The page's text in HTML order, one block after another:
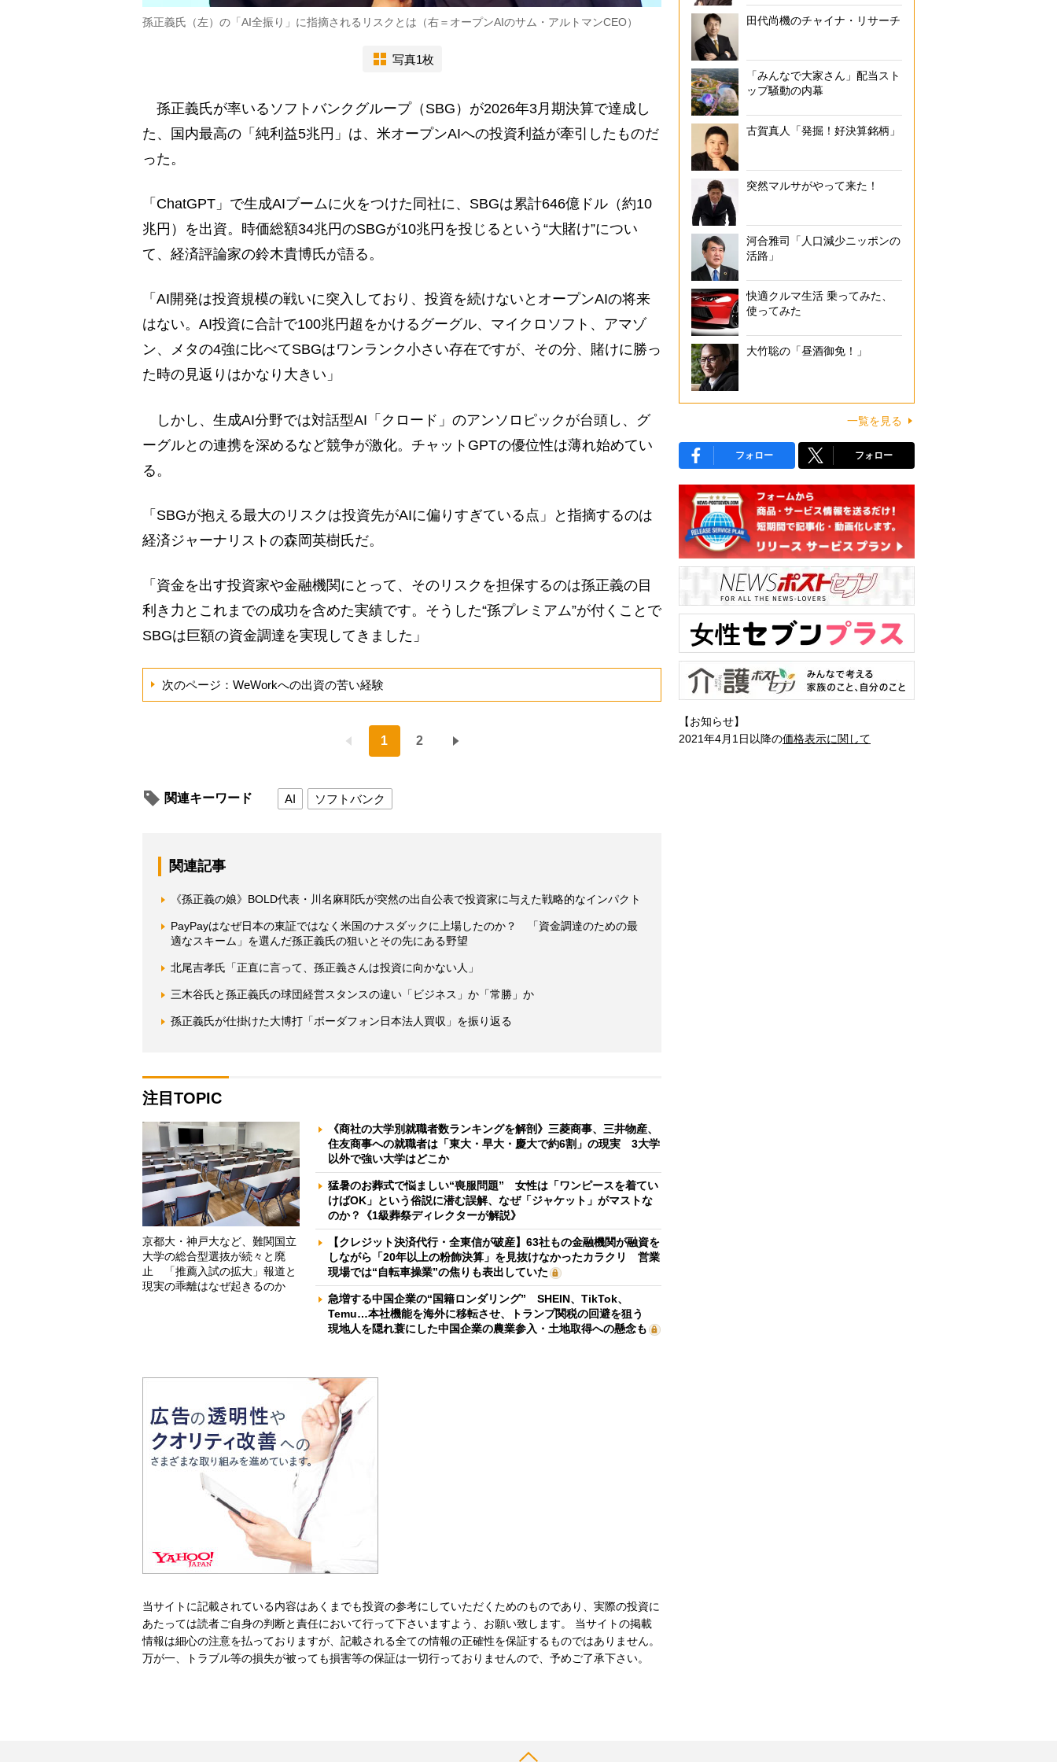
孫正義氏（左）の「AI全振り」に指摘されるリスクとは（右＝オープンAIのサム・アルトマンCEO）
写真1枚
孫正義氏が率いるソフトバンクグループ（SBG）が2026年3月期決算で達成し
た、国内最高の「純利益5兆円」は、米オープンAIへの投資利益が牽引したものだ
った。
「ChatGPT」で生成AIブームに火をつけた同社に、SBGは累計646億ドル（約10
兆円）を出資。時価総額34兆円のSBGが10兆円を投じるという“大賭け”につい
て、経済評論家の鈴木貴博氏が語る。
「AI開発は投資規模の戦いに突入しており、投資を続けないとオープンAIの将来
はない。AI投資に合計で100兆円超をかけるグーグル、マイクロソフト、アマゾ
ン、メタの4強に比べてSBGはワンランク小さい存在ですが、その分、賭けに勝っ
た時の見返りはかなり大きい」
しかし、生成AI分野では対話型AI「クロード」のアンソロピックが台頭し、グ
ーグルとの連携を深めるなど競争が激化。チャットGPTの優位性は薄れ始めてい
る。
「SBGが抱える最大のリスクは投資先がAIに偏りすぎている点」と指摘するのは
経済ジャーナリストの森岡英樹氏だ。
「資金を出す投資家や金融機関にとって、そのリスクを担保するのは孫正義の目
利き力とこれまでの成功を含めた実績です。そうした“孫プレミアム”が付くことで
SBGは巨額の資金調達を実現してきました」
次のページ：WeWorkへの出資の苦い経験
1 2
関連キーワード AI ソフトバンク
関連記事
《孫正義の娘》BOLD代表・川名麻耶氏が突然の出自公表で投資家に与えた戦略的なインパクト
PayPayはなぜ日本の東証ではなく米国のナスダックに上場したのか？ 「資金調達のための最
適なスキーム」を選んだ孫正義氏の狙いとその先にある野望
北尾吉孝氏「正直に言って、孫正義さんは投資に向かない人」
三木谷氏と孫正義氏の球団経営スタンスの違い「ビジネス」か「常勝」か
孫正義氏が仕掛けた大博打「ボーダフォン日本法人買収」を振り返る
注目TOPIC
京都大・神戸大など、難関国立
大学の総合型選抜が続々と廃
止 「推薦入試の拡大」報道と
現実の乖離はなぜ起きるのか
《商社の大学別就職者数ランキングを解剖》三菱商事、三井物産、
住友商事への就職者は「東大・早大・慶大で約6割」の現実 3大学
以外で強い大学はどこか
猛暑のお葬式で悩ましい“喪服問題” 女性は「ワンピースを着てい
けばOK」という俗説に潜む誤解、なぜ「ジャケット」がマストな
のか？《1級葬祭ディレクターが解説》
【クレジット決済代行・全東信が破産】63社もの金融機関が融資を
しながら「20年以上の粉飾決算」を見抜けなかったカラクリ 営業
現場では“自転車操業”の焦りも表出していた
急増する中国企業の“国籍ロンダリング” SHEIN、TikTok、
Temu…本社機能を海外に移転させ、トランプ関税の回避を狙う
現地人を隠れ蓑にした中国企業の農業参入・土地取得への懸念も
当サイトに記載されている内容はあくまでも投資の参考にしていただくためのものであり、実際の投資に
あたっては読者ご自身の判断と責任において行って下さいますよう、お願い致します。 当サイトの掲載
情報は細心の注意を払っておりますが、記載される全ての情報の正確性を保証するものではありません。
万が一、トラブル等の損失が被っても損害等の保証は一切行っておりませんので、予めご了承下さい。
田代尚機のチャイナ・リサーチ
「みんなで大家さん」配当スト
ップ騒動の内幕
古賀真人「発掘！好決算銘柄」
突然マルサがやって来た！
河合雅司「人口減少ニッポンの
活路」
快適クルマ生活 乗ってみた、
使ってみた
大竹聡の「昼酒御免！」
一覧を見る
フォロー フォロー
【お知らせ】
2021年4月1日以降の価格表示に関して